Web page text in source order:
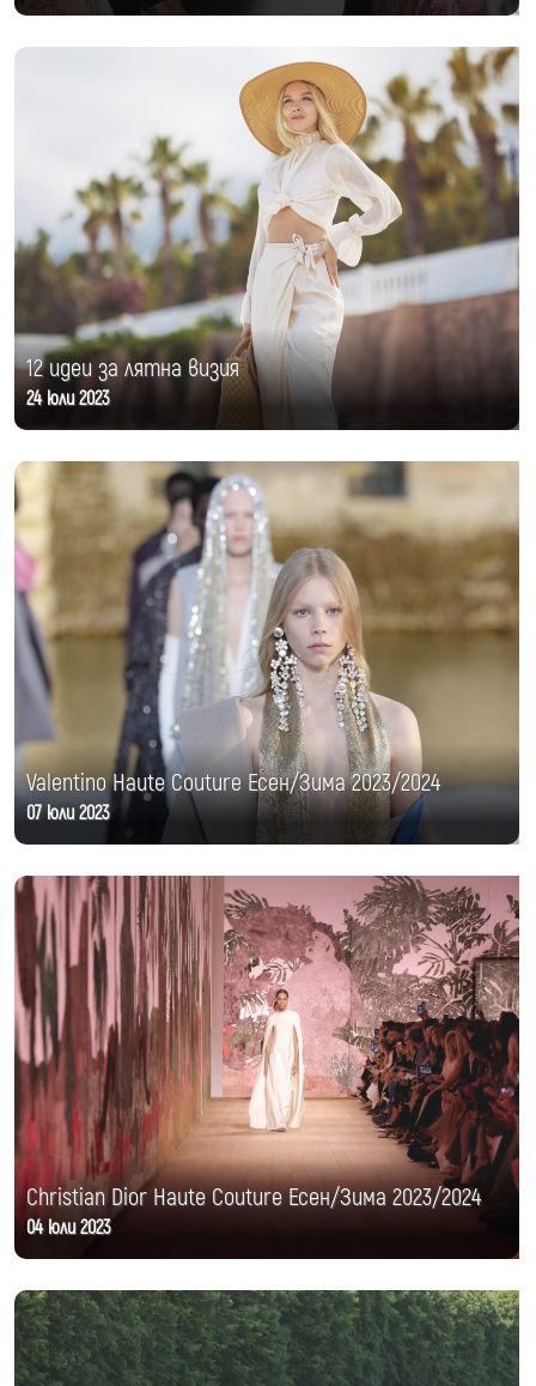
12 идеи за лятна визия
24 юли 2023
Valentino Haute Couture Есен/Зима 2023/2024
07 юли 2023
Christian Dior Haute Couture Есен/Зима 2023/2024
04 юли 2023